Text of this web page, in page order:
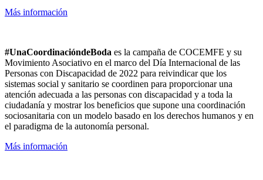
Más información
#UnaCoordinacióndeBoda es la campaña de COCEMFE y su
Movimiento Asociativo en el marco del Día Internacional de las
Personas con Discapacidad de 2022 para reivindicar que los
sistemas social y sanitario se coordinen para proporcionar una
atención adecuada a las personas con discapacidad y a toda la
ciudadanía y mostrar los beneficios que supone una coordinación
sociosanitaria con un modelo basado en los derechos humanos y en
el paradigma de la autonomía personal.
Más información